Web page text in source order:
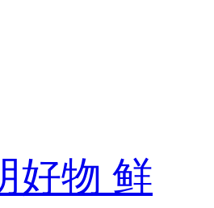
好物 鲜